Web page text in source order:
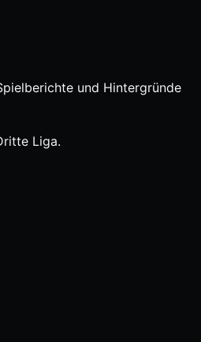
und Hintergründe
Liga.